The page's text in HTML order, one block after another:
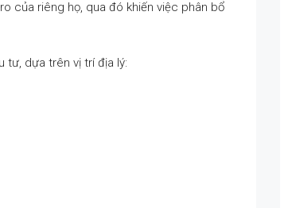
của riêng họ, qua đó khiến việc phân bổ
tư, dựa trên vị trí địa lý: